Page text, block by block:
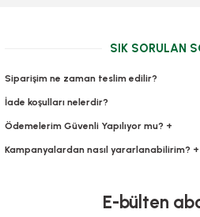
SIK SORULAN
Siparişim ne zaman teslim edilir?
İade koşulları nelerdir?
Ödemelerim Güvenli Yapılıyor mu? +
Kampanyalardan nasıl yararlanabilirim? +
E-bülten